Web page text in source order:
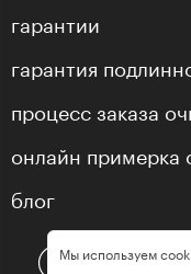
гарантии
гарантия
процесс заказа
онлайн примерка
блог
Мы используем